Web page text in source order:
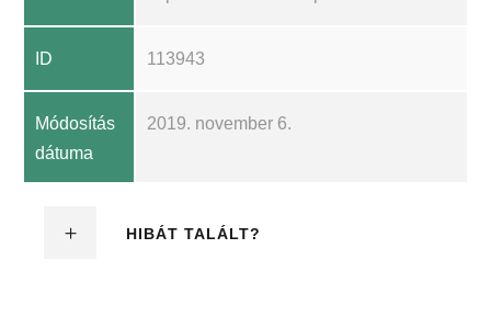
ID 113943
Módosítás
dátuma
2019. november 6.
HIBÁT TALÁLT?